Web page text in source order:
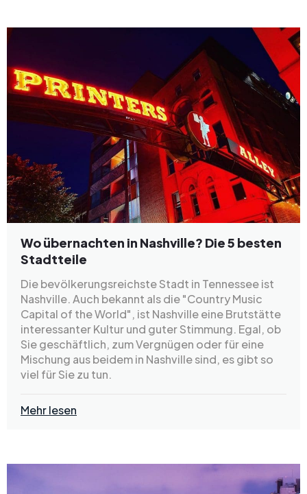
Wo übernachten in Nashville? Die 5 besten
Stadtteile
Die bevölkerungsreichste Stadt in Tennessee ist
Nashville. Auch bekannt als die "Country Music
Capital of the World", ist Nashville eine Brutstätte
interessanter Kultur und guter Stimmung. Egal, ob
Sie geschäftlich, zum Vergnügen oder für eine
Mischung aus beidem in Nashville sind, es gibt so
viel für Sie zu tun.
Mehr lesen